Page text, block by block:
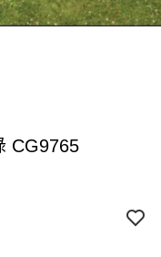
CG9765